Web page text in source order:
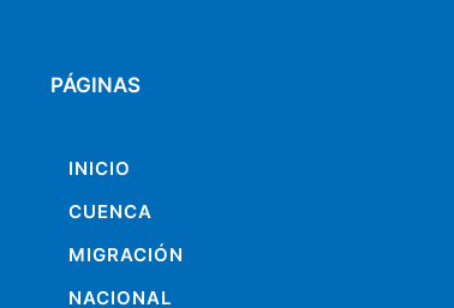
PÁGINAS
INICIO
CUENCA
MIGRACIÓN
NACIONAL